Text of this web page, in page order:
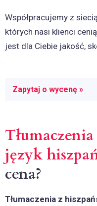
Współpracujemy z
których nasi klienci
jest dla Ciebie jakość,
Zapytaj o wycenę »
język
cena?
Tłumaczenia z